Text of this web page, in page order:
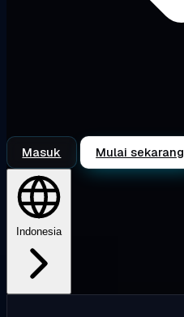
Masuk Mulai sekarang
Indonesia